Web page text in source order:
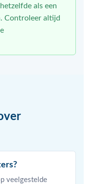
als een
Controleer altijd
veelgestelde